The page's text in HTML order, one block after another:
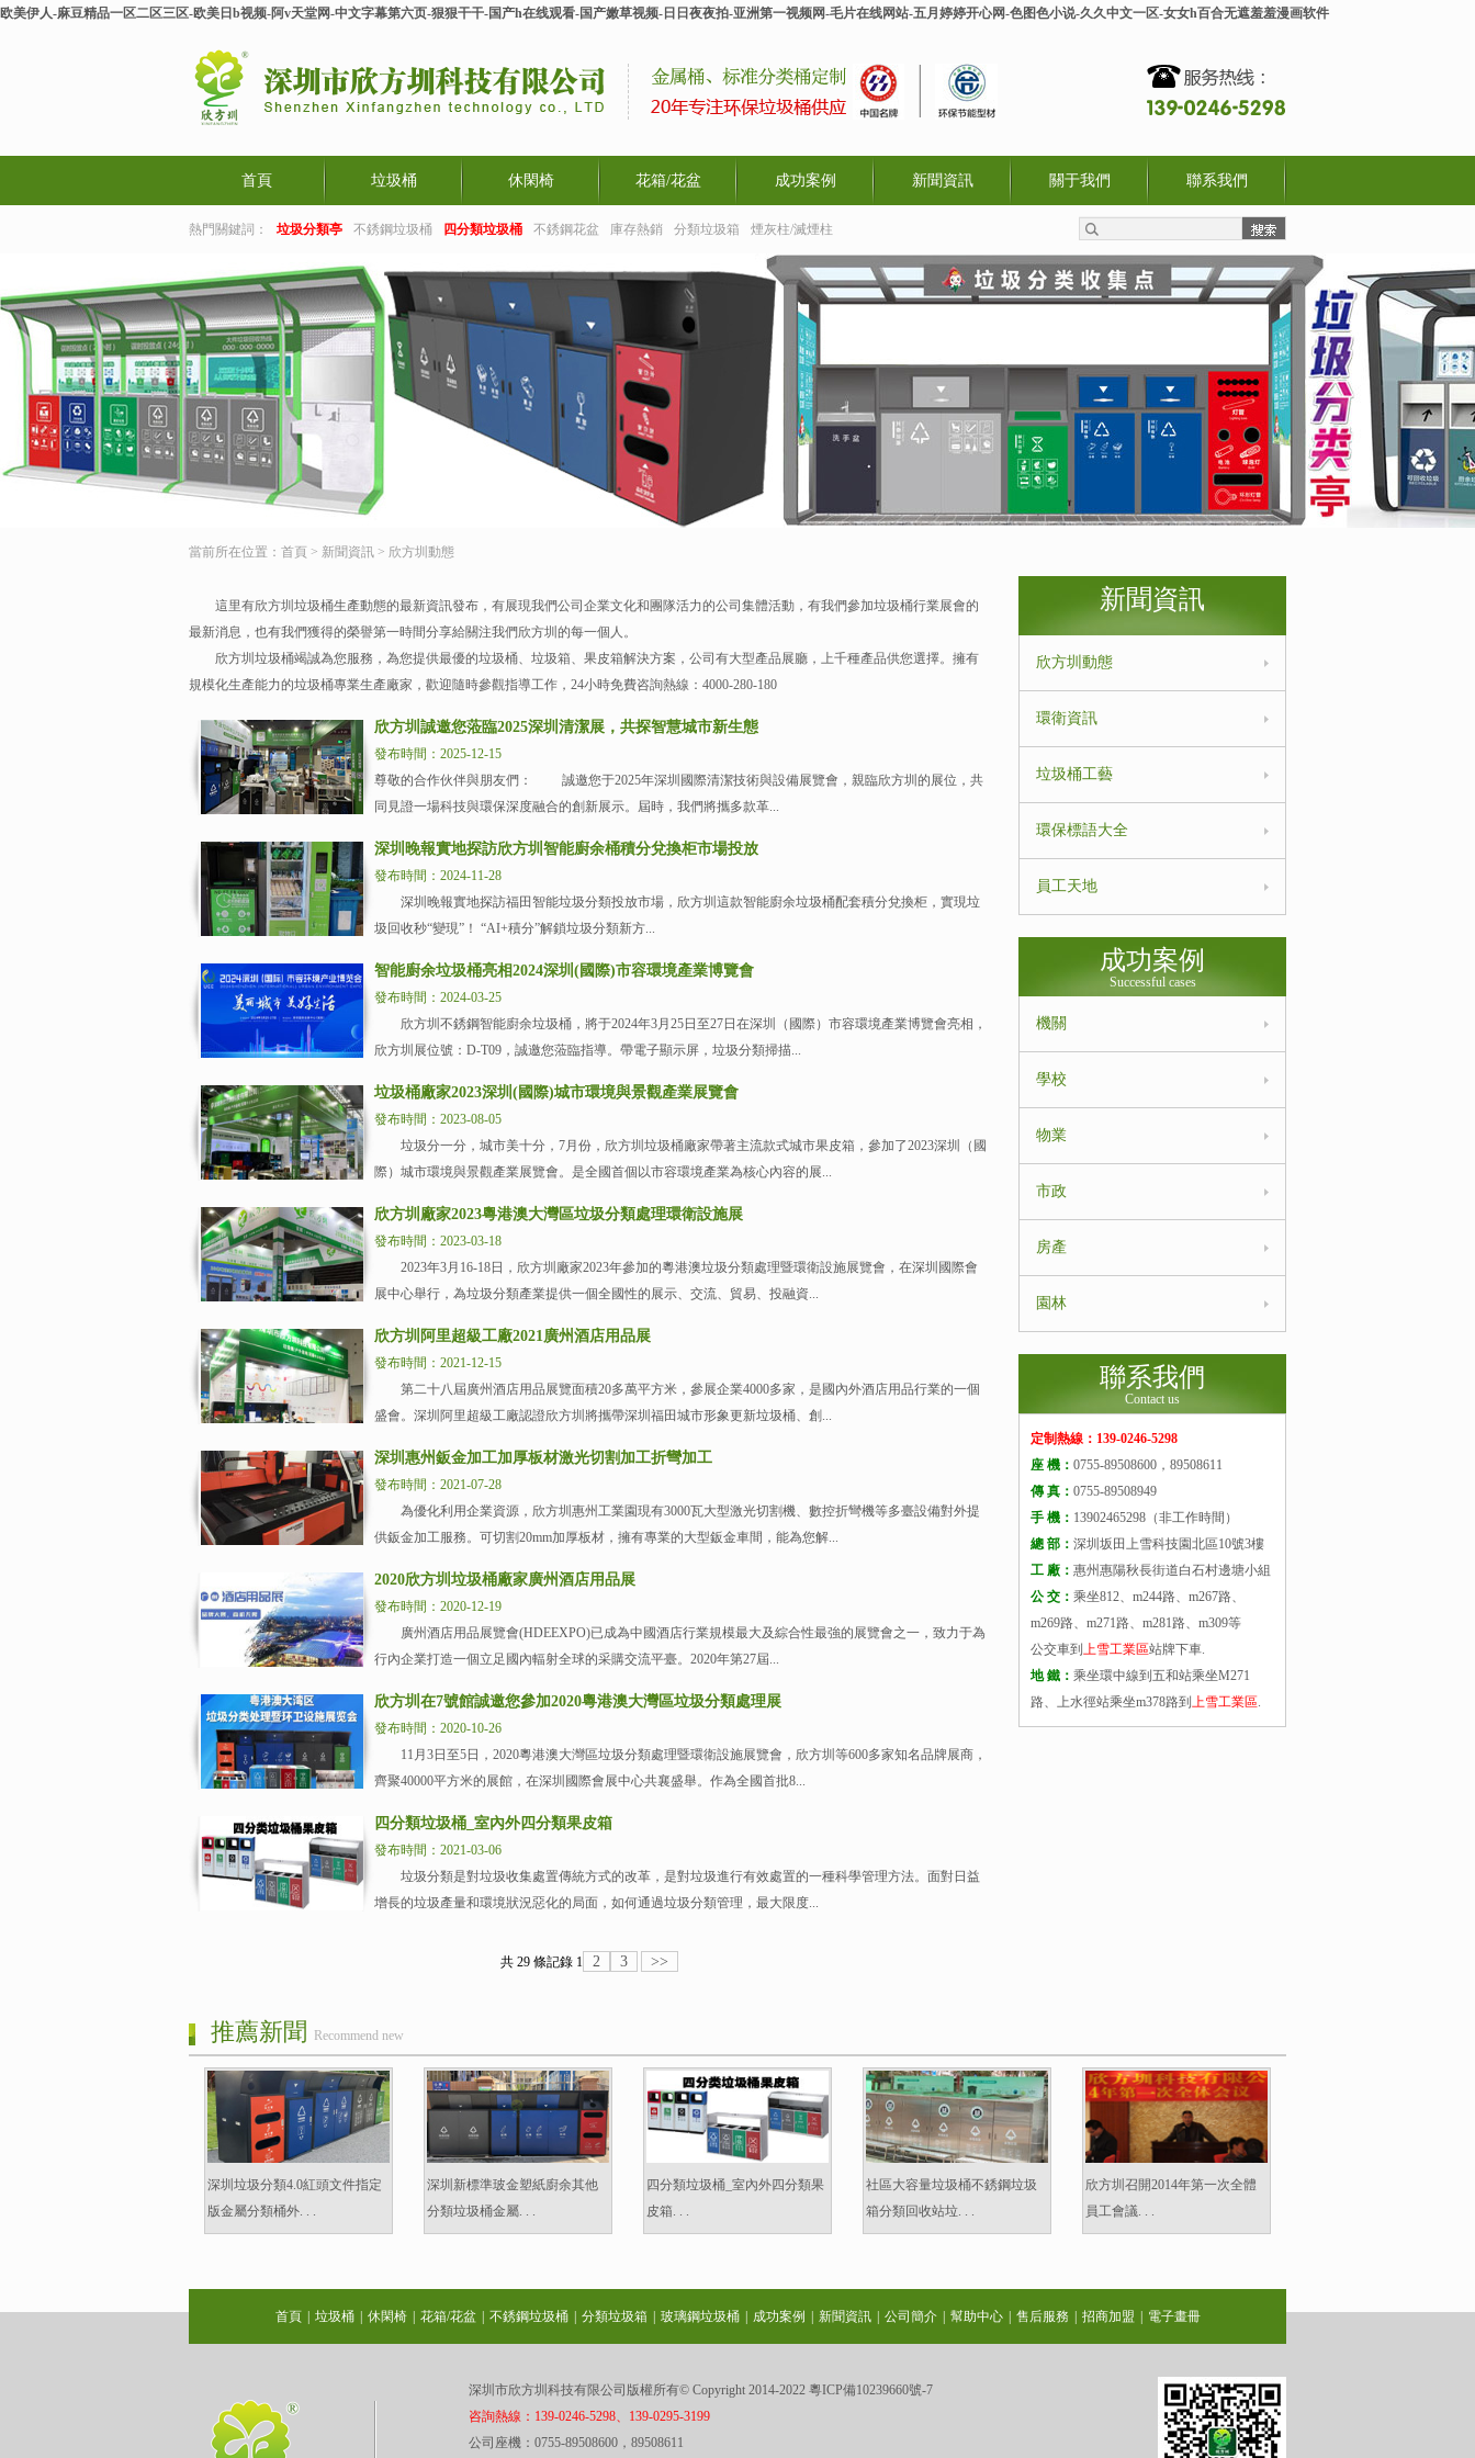
欧美伊人-麻豆精品一区二区三区-欧美日b视频-阿v天堂网-中文字幕第六页-狠狠干干-国产h在线观看-国产嫩草视频-日日夜夜拍-亚洲第一视频网-毛片在线网站-五月婷婷开心网-色图色小说-久久中文一区-女女h百合无遮羞羞漫画软件
首頁 垃圾桶 休閑椅 花箱/花盆 成功案例 新聞資訊 關于我們 聯系我們
熱門關鍵詞： 垃圾分類亭 不銹鋼垃圾桶 四分類垃圾桶 不銹鋼花盆 庫存熱銷 分類垃圾箱 煙灰柱/滅煙柱
當前所在位置： 首頁 > 新聞資訊 > 欣方圳動態
這里有欣方圳垃圾桶生產動態的最新資訊發布，有展現我們公司企業文化和團隊活力的公司集體活動，有我們參加垃圾桶行業展會的
最新消息，也有我們獲得的榮譽第一時間分享給關注我們欣方圳的每一個人。
欣方圳垃圾桶竭誠為您服務，為您提供最優的垃圾桶、垃圾箱、果皮箱解決方案，公司有大型產品展廳，上千種產品供您選擇。擁有
規模化生產能力的垃圾桶專業生產廠家，歡迎隨時參觀指導工作，24小時免費咨詢熱線：4000-280-180
欣方圳誠邀您蒞臨2025深圳清潔展，共探智慧城市新生態
發布時間：2025-12-15
尊敬的合作伙伴與朋友們： 誠邀您于2025年深圳國際清潔技術與設備展覽會，親臨欣方圳的展位，共
同見證一場科技與環保深度融合的創新展示。屆時，我們將攜多款革...
深圳晚報實地探訪欣方圳智能廚余桶積分兌換柜市場投放
發布時間：2024-11-28
深圳晚報實地探訪福田智能垃圾分類投放市場，欣方圳這款智能廚余垃圾桶配套積分兌換柜，實現垃
圾回收秒“變現”！ “AI+積分”解鎖垃圾分類新方...
智能廚余垃圾桶亮相2024深圳(國際)市容環境產業博覽會
發布時間：2024-03-25
欣方圳不銹鋼智能廚余垃圾桶，將于2024年3月25日至27日在深圳（國際）市容環境產業博覽會亮相，
欣方圳展位號：D-T09，誠邀您蒞臨指導。帶電子顯示屏，垃圾分類掃描...
垃圾桶廠家2023深圳(國際)城市環境與景觀產業展覽會
發布時間：2023-08-05
垃圾分一分，城市美十分，7月份，欣方圳垃圾桶廠家帶著主流款式城市果皮箱，參加了2023深圳（國
際）城市環境與景觀產業展覽會。是全國首個以市容環境產業為核心內容的展...
欣方圳廠家2023粵港澳大灣區垃圾分類處理環衛設施展
發布時間：2023-03-18
2023年3月16-18日，欣方圳廠家2023年參加的粵港澳垃圾分類處理暨環衛設施展覽會，在深圳國際會
展中心舉行，為垃圾分類產業提供一個全國性的展示、交流、貿易、投融資...
欣方圳阿里超級工廠2021廣州酒店用品展
發布時間：2021-12-15
第二十八屆廣州酒店用品展覽面積20多萬平方米，參展企業4000多家，是國內外酒店用品行業的一個
盛會。深圳阿里超級工廠認證欣方圳將攜帶深圳福田城市形象更新垃圾桶、創...
深圳惠州鈑金加工加厚板材激光切割加工折彎加工
發布時間：2021-07-28
為優化利用企業資源，欣方圳惠州工業園現有3000瓦大型激光切割機、數控折彎機等多臺設備對外提
供鈑金加工服務。可切割20mm加厚板材，擁有專業的大型鈑金車間，能為您解...
2020欣方圳垃圾桶廠家廣州酒店用品展
發布時間：2020-12-19
廣州酒店用品展覽會(HDEEXPO)已成為中國酒店行業規模最大及綜合性最強的展覽會之一，致力于為
行內企業打造一個立足國內輻射全球的采購交流平臺。2020年第27屆...
欣方圳在7號館誠邀您參加2020粵港澳大灣區垃圾分類處理展
發布時間：2020-10-26
11月3日至5日，2020粵港澳大灣區垃圾分類處理暨環衛設施展覽會，欣方圳等600多家知名品牌展商，
齊聚40000平方米的展館，在深圳國際會展中心共襄盛舉。作為全國首批8...
四分類垃圾桶_室內外四分類果皮箱
發布時間：2021-03-06
垃圾分類是對垃圾收集處置傳統方式的改革，是對垃圾進行有效處置的一種科學管理方法。面對日益
增長的垃圾產量和環境狀況惡化的局面，如何通過垃圾分類管理，最大限度...
共 29 條記錄 1 2 3 >>
新聞資訊
欣方圳動態
環衛資訊
垃圾桶工藝
環保標語大全
員工天地
成功案例
Successful cases
機關
學校
物業
市政
房產
園林
聯系我們
Contact us
定制熱線：139-0246-5298
座 機： 0755-89508600，89508611
傳 真： 0755-89508949
手 機： 13902465298（非工作時間）
總 部： 深圳坂田上雪科技園北區10號3樓
工 廠： 惠州惠陽秋長街道白石村邊塘小組
公 交： 乘坐812、m244路、m267路、
m269路、m271路、m281路、m309等
公交車到 上雪工業區站牌下車.
地 鐵： 乘坐環中線到五和站乘坐M271
路、上水徑站乘坐m378路到 上雪工業區.
推薦新聞 Recommend new
深圳垃圾分類4.0紅頭文件指定
版金屬分類桶外. . .
深圳新標準玻金塑紙廚余其他
分類垃圾桶金屬. . .
四分類垃圾桶_室內外四分類果
皮箱. . .
社區大容量垃圾桶不銹鋼垃圾
箱分類回收站垃. . .
欣方圳召開2014年第一次全體
員工會議. . .
首頁 垃圾桶 休閑椅 花箱/花盆 不銹鋼垃圾桶 分類垃圾箱 玻璃鋼垃圾桶 成功案例 新聞資訊 公司簡介 幫助中心 售后服務 招商加盟 電子畫冊
深圳市欣方圳科技有限公司版權所有© Copyright 2014-2022 粵ICP備10239660號-7
咨詢熱線：139-0246-5298、139-0295-3199
公司座機：0755-89508600，89508611